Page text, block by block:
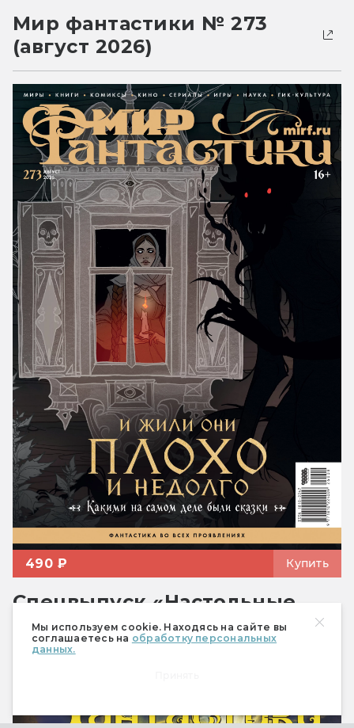
Мы используем cookie. Находясь на сайте вы
соглашаетесь на обработку персональных
данных.
Мир фантастики № 273
(август 2026)
490 ₽ Купить
Спецвыпуск «Настольные
ролевые игры»